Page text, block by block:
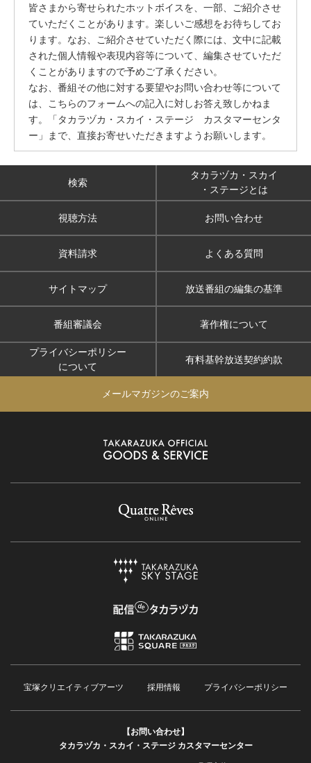
皆さまから寄せられたホットボイスを、一部、ご紹介させ
ていただくことがあります。楽しいご感想をお待ちしてお
ります。なお、ご紹介させていただく際には、文中に記載
された個人情報や表現内容等について、編集させていただ
くことがありますので予めご了承ください。
なお、番組その他に対する要望やお問い合わせ等について
は、こちらのフォームへの記入に対しお答え致しかねま
す。「タカラヅカ・スカイ・ステージ カスタマーセンタ
ー」まで、直接お寄せいただきますようお願いします。
検索
タカラヅカ・スカイ
・ステージとは
視聴方法 お問い合わせ
資料請求 よくある質問
サイトマップ 放送番組の編集の基準
番組審議会 著作権について
プライバシーポリシー
について
有料基幹放送契約約款
メールマガジンのご案内
宝塚クリエイティブアーツ 採用情報 プライバシーポリシー
【お問い合わせ】
タカラヅカ・スカイ・ステージ カスタマーセンター